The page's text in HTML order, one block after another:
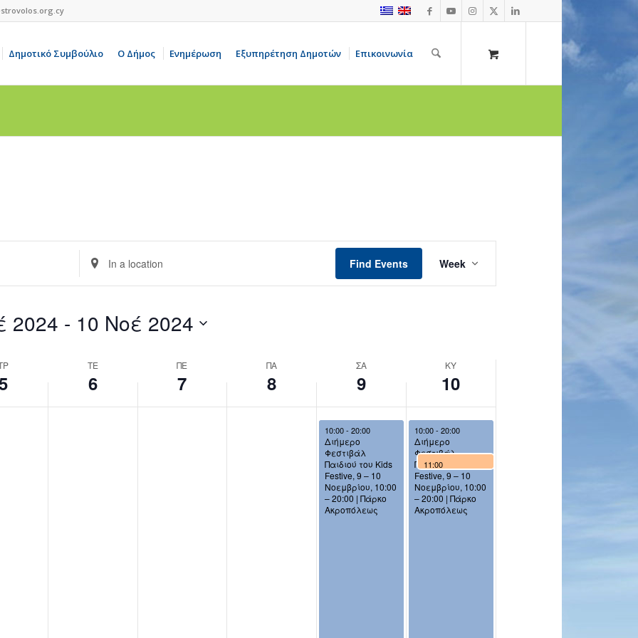
Δημοτικό Συμβούλιο Ο Δήμος Ενημέρωση Εξυπηρέτηση Δημοτών Επικοινωνία
Enter
Location.
Search
Events
by
Find Events
Views
Week
2024 - 10 Νοέ 2024
ΤΕ
6
ΠΕ
7
ΠΑ
8
ΣΑ
9
ΚΥ
10
Τετάρτη,
Πέμπτη,
Παρασκευή, Σάββατο,
November 9, 2024
10:00
November 9, 2024
10:00-20:00
Διήμερο
Φεστιβάλ
Παιδιού του Kids
Festive, 9 – 10
Νοεμβρίου, 10:00
– 20:00 | Πάρκο
Ακροπόλεως
Κυριακή,
November 10, 2024
10:00-20:00
Διήμερο
Φεστιβάλ
Παιδιού του Kids
Festive, 9 – 10
Νοεμβρίου, 10:00
– 20:00 | Πάρκο
Ακροπόλεως
November 10, 2024
11:00
Παιδική
παράσταση
«Έλσα – Η
Βασίλισσα του